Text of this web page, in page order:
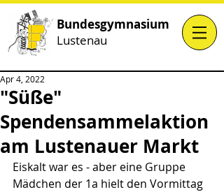
Bundesgymnasium
Lustenau
"Süße"
Spendensammelaktion
am Lustenauer Markt
Apr 4, 2022
Eiskalt war es - aber eine Gruppe
Mädchen der 1a hielt den Vormittag